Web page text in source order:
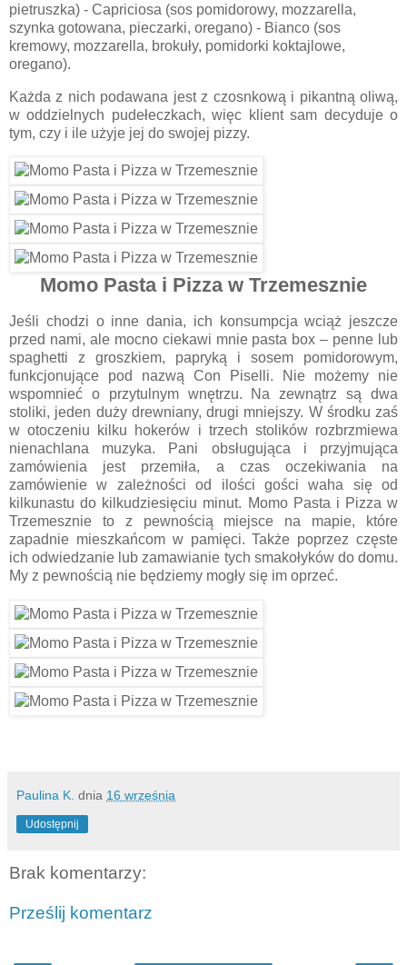
pietruszka) - Capriciosa (sos pomidorowy, mozzarella,
szynka gotowana, pieczarki, oregano) - Bianco (sos
kremowy, mozzarella, brokuły, pomidorki koktajlowe,
oregano).
Każda z nich podawana jest z czosnkową i pikantną oliwą,
w oddzielnych pudełeczkach, więc klient sam decyduje o
tym, czy i ile użyje jej do swojej pizzy.
Momo Pasta i Pizza w Trzemesznie
Jeśli chodzi o inne dania, ich konsumpcja wciąż jeszcze
przed nami, ale mocno ciekawi mnie pasta box – penne lub
spaghetti z groszkiem, papryką i sosem pomidorowym,
funkcjonujące pod nazwą Con Piselli. Nie możemy nie
wspomnieć o przytulnym wnętrzu. Na zewnątrz są dwa
stoliki, jeden duży drewniany, drugi mniejszy. W środku zaś
w otoczeniu kilku hokerów i trzech stolików rozbrzmiewa
nienachlana muzyka. Pani obsługująca i przyjmująca
zamówienia jest przemiła, a czas oczekiwania na
zamówienie w zależności od ilości gości waha się od
kilkunastu do kilkudziesięciu minut. Momo Pasta i Pizza w
Trzemesznie to z pewnością miejsce na mapie, które
zapadnie mieszkańcom w pamięci. Także poprzez częste
ich odwiedzanie lub zamawianie tych smakołyków do domu.
My z pewnością nie będziemy mogły się im oprzeć.
Paulina K. dnia 16 września
Udostępnij
Brak komentarzy:
Prześlij komentarz